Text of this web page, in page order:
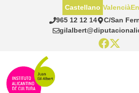
965 12 12 14
C/San
Castellano Valencià